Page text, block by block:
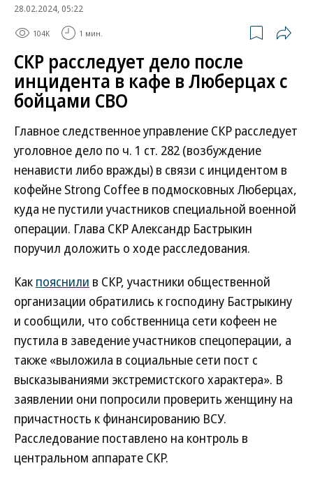
28.02.2024, 05:22
104K 1 мин.
СКР расследует дело после
инцидента в кафе в Люберцах с
бойцами СВО
Главное следственное управление СКР расследует
уголовное дело по ч. 1 ст. 282 (возбуждение
ненависти либо вражды) в связи с инцидентом в
кофейне Strong Coffee в подмосковных Люберцах,
куда не пустили участников специальной военной
операции. Глава СКР Александр Бастрыкин
поручил доложить о ходе расследования.
Как пояснили в СКР, участники общественной
организации обратились к господину Бастрыкину
и сообщили, что собственница сети кофеен не
пустила в заведение участников спецоперации, а
также «выложила в социальные сети пост с
высказываниями экстремистского характера». В
заявлении они попросили проверить женщину на
причастность к финансированию ВСУ.
Расследование поставлено на контроль в
центральном аппарате СКР.